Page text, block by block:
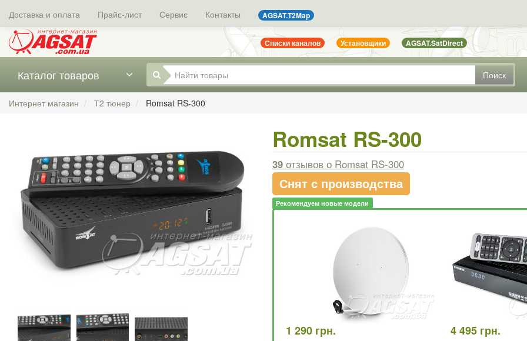
Доставка и оплата Прайс-лист Сервис Контакты AGSAT.T2Map
Списки каналов Установщики AGSAT.SatDirect
Поиск
Каталог товаров
Интернет магазин Т2 тюнер Romsat RS-300
Romsat RS-300
39 отзывов о Romsat RS-300
Снят с производства
Рекомендуем новые модели
1 290 грн. 4 495 грн.